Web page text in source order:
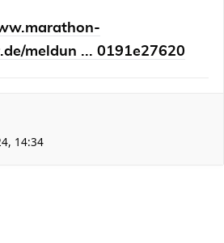
meldun ... 0191e27620
14:34